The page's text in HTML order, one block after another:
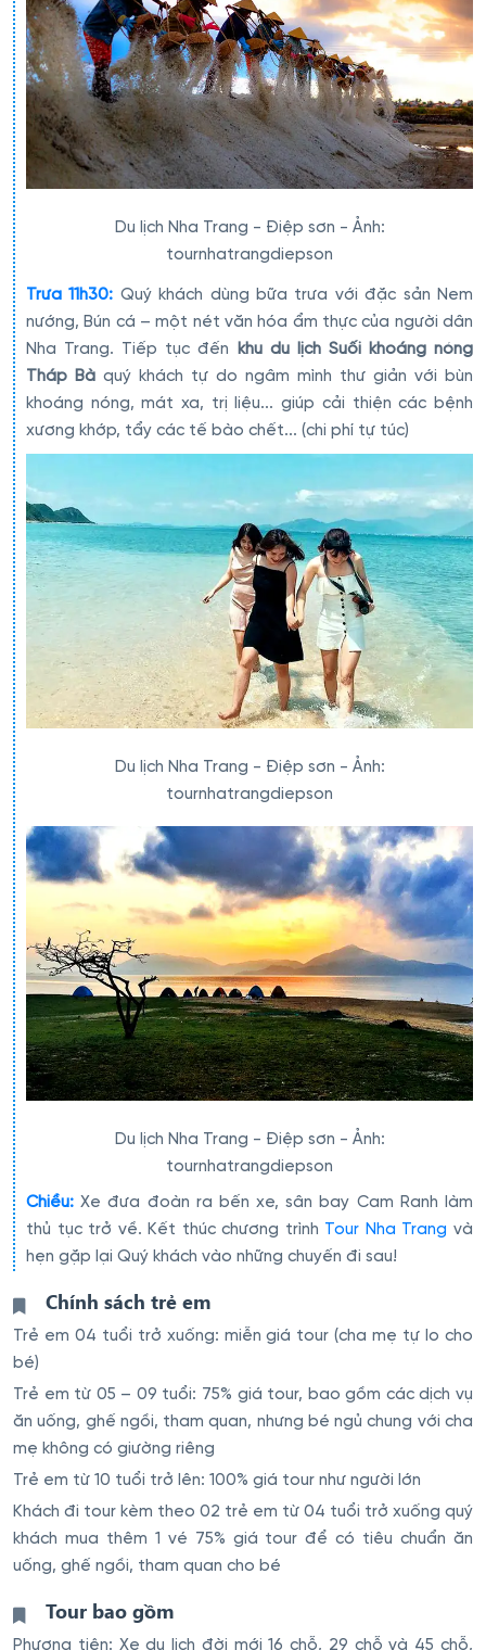
Du lịch Nha Trang - Điệp sơn - Ảnh:
tournhatrangdiepson
Trưa 11h30: Quý khách dùng bữa trưa với đặc sản Nem
nướng, Bún cá – một nét văn hóa ẩm thực của người dân
Nha Trang. Tiếp tục đến khu du lịch Suối khoáng nóng
Tháp Bà quý khách tự do ngâm mình thư giản với bùn
khoáng nóng, mát xa, trị liệu... giúp cải thiện các bệnh
xương khớp, tẩy các tế bào chết... (chi phí tự túc)
Du lịch Nha Trang - Điệp sơn - Ảnh:
tournhatrangdiepson
Du lịch Nha Trang - Điệp sơn - Ảnh:
tournhatrangdiepson
Chiều: Xe đưa đoàn ra bến xe, sân bay Cam Ranh làm
thủ tục trở về. Kết thúc chương trình Tour Nha Trang và
hẹn gặp lại Quý khách vào những chuyến đi sau!
Chính sách trẻ em
Trẻ em 04 tuổi trở xuống: miễn giá tour (cha mẹ tự lo cho
bé)
Trẻ em từ 05 – 09 tuổi: 75% giá tour, bao gồm các dịch vụ
ăn uống, ghế ngồi, tham quan, nhưng bé ngủ chung với cha
mẹ không có giường riêng
Trẻ em từ 10 tuổi trở lên: 100% giá tour như người lớn
Khách đi tour kèm theo 02 trẻ em từ 04 tuổi trở xuống quý
khách mua thêm 1 vé 75% giá tour để có tiêu chuẩn ăn
uống, ghế ngồi, tham quan cho bé
Tour bao gồm
Phương tiện: Xe du lịch đời mới 16 chỗ, 29 chỗ và 45 chỗ,